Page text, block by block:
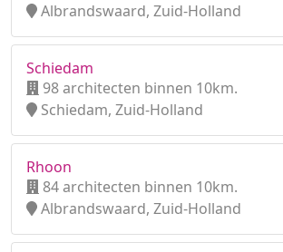
Albrandswaard, Zuid-Holland
Schiedam
98 architecten binnen 10km.
Schiedam, Zuid-Holland
Rhoon
84 architecten binnen 10km.
Albrandswaard, Zuid-Holland